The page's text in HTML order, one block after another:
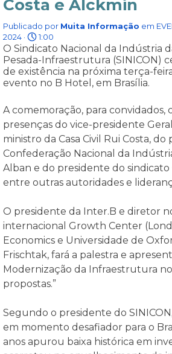
Costa e Alckmin
Publicado por Muita Informação em
2024 ·
1:00
O Sindicato Nacional da Indústria
Pesada-Infraestrutura (SINICON)
de existência na próxima terça-
evento no B Hotel, em Brasília.
A comemoração, para convidados,
presenças do vice-presidente
ministro da Casa Civil Rui Costa,
Confederação Nacional da
Alban e do presidente do sindicato
entre outras autoridades e
O presidente da Inter.B e diretor
internacional Growth Center
Economics e Universidade de
Frischtak, fará a palestra e
Modernização da Infraestrutura no
propostas.”
Segundo o presidente do
em momento desafiador para o
anos apurou baixa histórica em